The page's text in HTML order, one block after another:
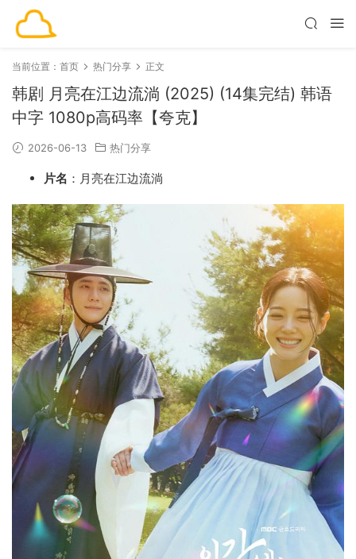
当前位置： 首页 热门分享 正文
韩剧 月亮在江边流淌 (2025) (14集完结) 韩语
中字 1080p高码率【夸克】
2026-06-13 热门分享
片名 ：月亮在江边流淌